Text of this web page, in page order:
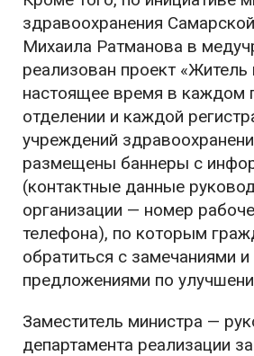
здравоохранения
Михаила Ратманова в
реализован проект «Житель
настоящее время в каждом
отделении и каждой
учреждений
размещены баннеры с
(контактные данные
организации — номер
телефона), по которым
обратиться с замечаниями и
предложениями по
Заместитель министра —
департамента реализации